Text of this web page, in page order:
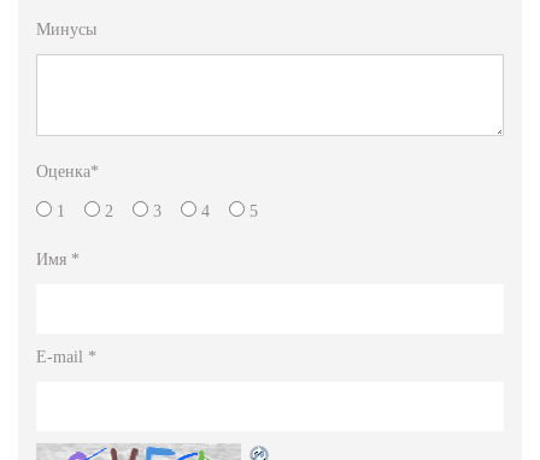
Минусы
Оценка*
1 2 3 4 5
Имя *
E-mail *